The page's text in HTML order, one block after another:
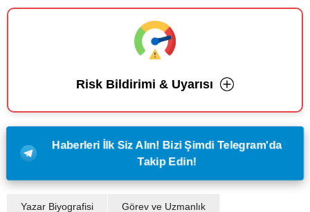
Risk Bildirimi & Uyarısı
Haberleri İlk Siz Alın! Bizi Şimdi Telegram'da
Takip Edin!
Yazar Biyografisi Görev ve Uzmanlık